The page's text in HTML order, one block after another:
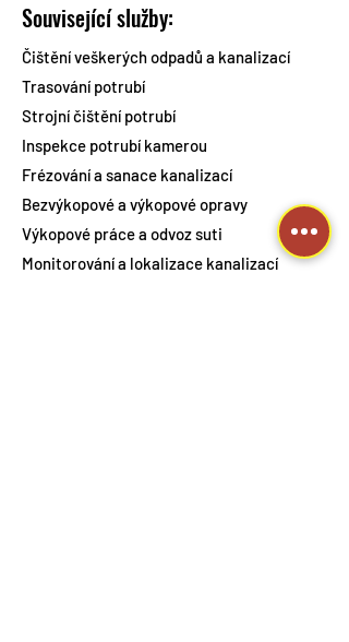
Související služby:
Čištění veškerých odpadů a kanalizací
Trasování potrubí
Strojní čištění potrubí
Inspekce potrubí kamerou
Frézování a sanace kanalizací
Bezvýkopové a výkopové opravy
Výkopové práce a odvoz suti
Monitorování a lokalizace kanalizací